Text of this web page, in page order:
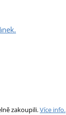
zakoupili.Více info.